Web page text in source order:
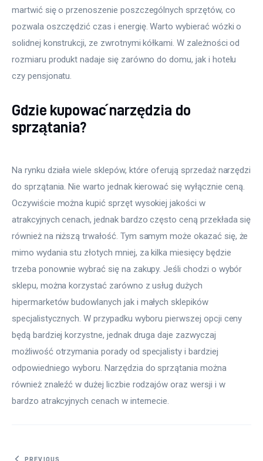
martwić się o przenoszenie poszczególnych sprzętów, co
pozwala oszczędzić czas i energię. Warto wybierać wózki o
solidnej konstrukcji, ze zwrotnymi kółkami. W zależności od
rozmiaru produkt nadaje się zarówno do domu, jak i hotelu
czy pensjonatu.
Gdzie kupować narzędzia do
sprzątania?
Na rynku działa wiele sklepów, które oferują sprzedaż narzędzi
do sprzątania. Nie warto jednak kierować się wyłącznie ceną.
Oczywiście można kupić sprzęt wysokiej jakości w
atrakcyjnych cenach, jednak bardzo często ceną przekłada się
również na niższą trwałość. Tym samym może okazać się, że
mimo wydania stu złotych mniej, za kilka miesięcy będzie
trzeba ponownie wybrać się na zakupy. Jeśli chodzi o wybór
sklepu, można korzystać zarówno z usług dużych
hipermarketów budowlanych jak i małych sklepików
specjalistycznych. W przypadku wyboru pierwszej opcji ceny
będą bardziej korzystne, jednak druga daje zazwyczaj
możliwość otrzymania porady od specjalisty i bardziej
odpowiedniego wyboru. Narzędzia do sprzątania można
również znaleźć w dużej liczbie rodzajów oraz wersji i w
bardzo atrakcyjnych cenach w internecie.
PREVIOUS